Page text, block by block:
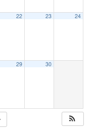
22 23 24
29 30